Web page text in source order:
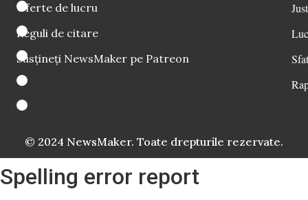
Oferte de lucru
Reguli de citare
Susțineți NewsMaker pe Patreon
© 2024 NewsMaker. Toate drepturile rezervate.
Spelling error report